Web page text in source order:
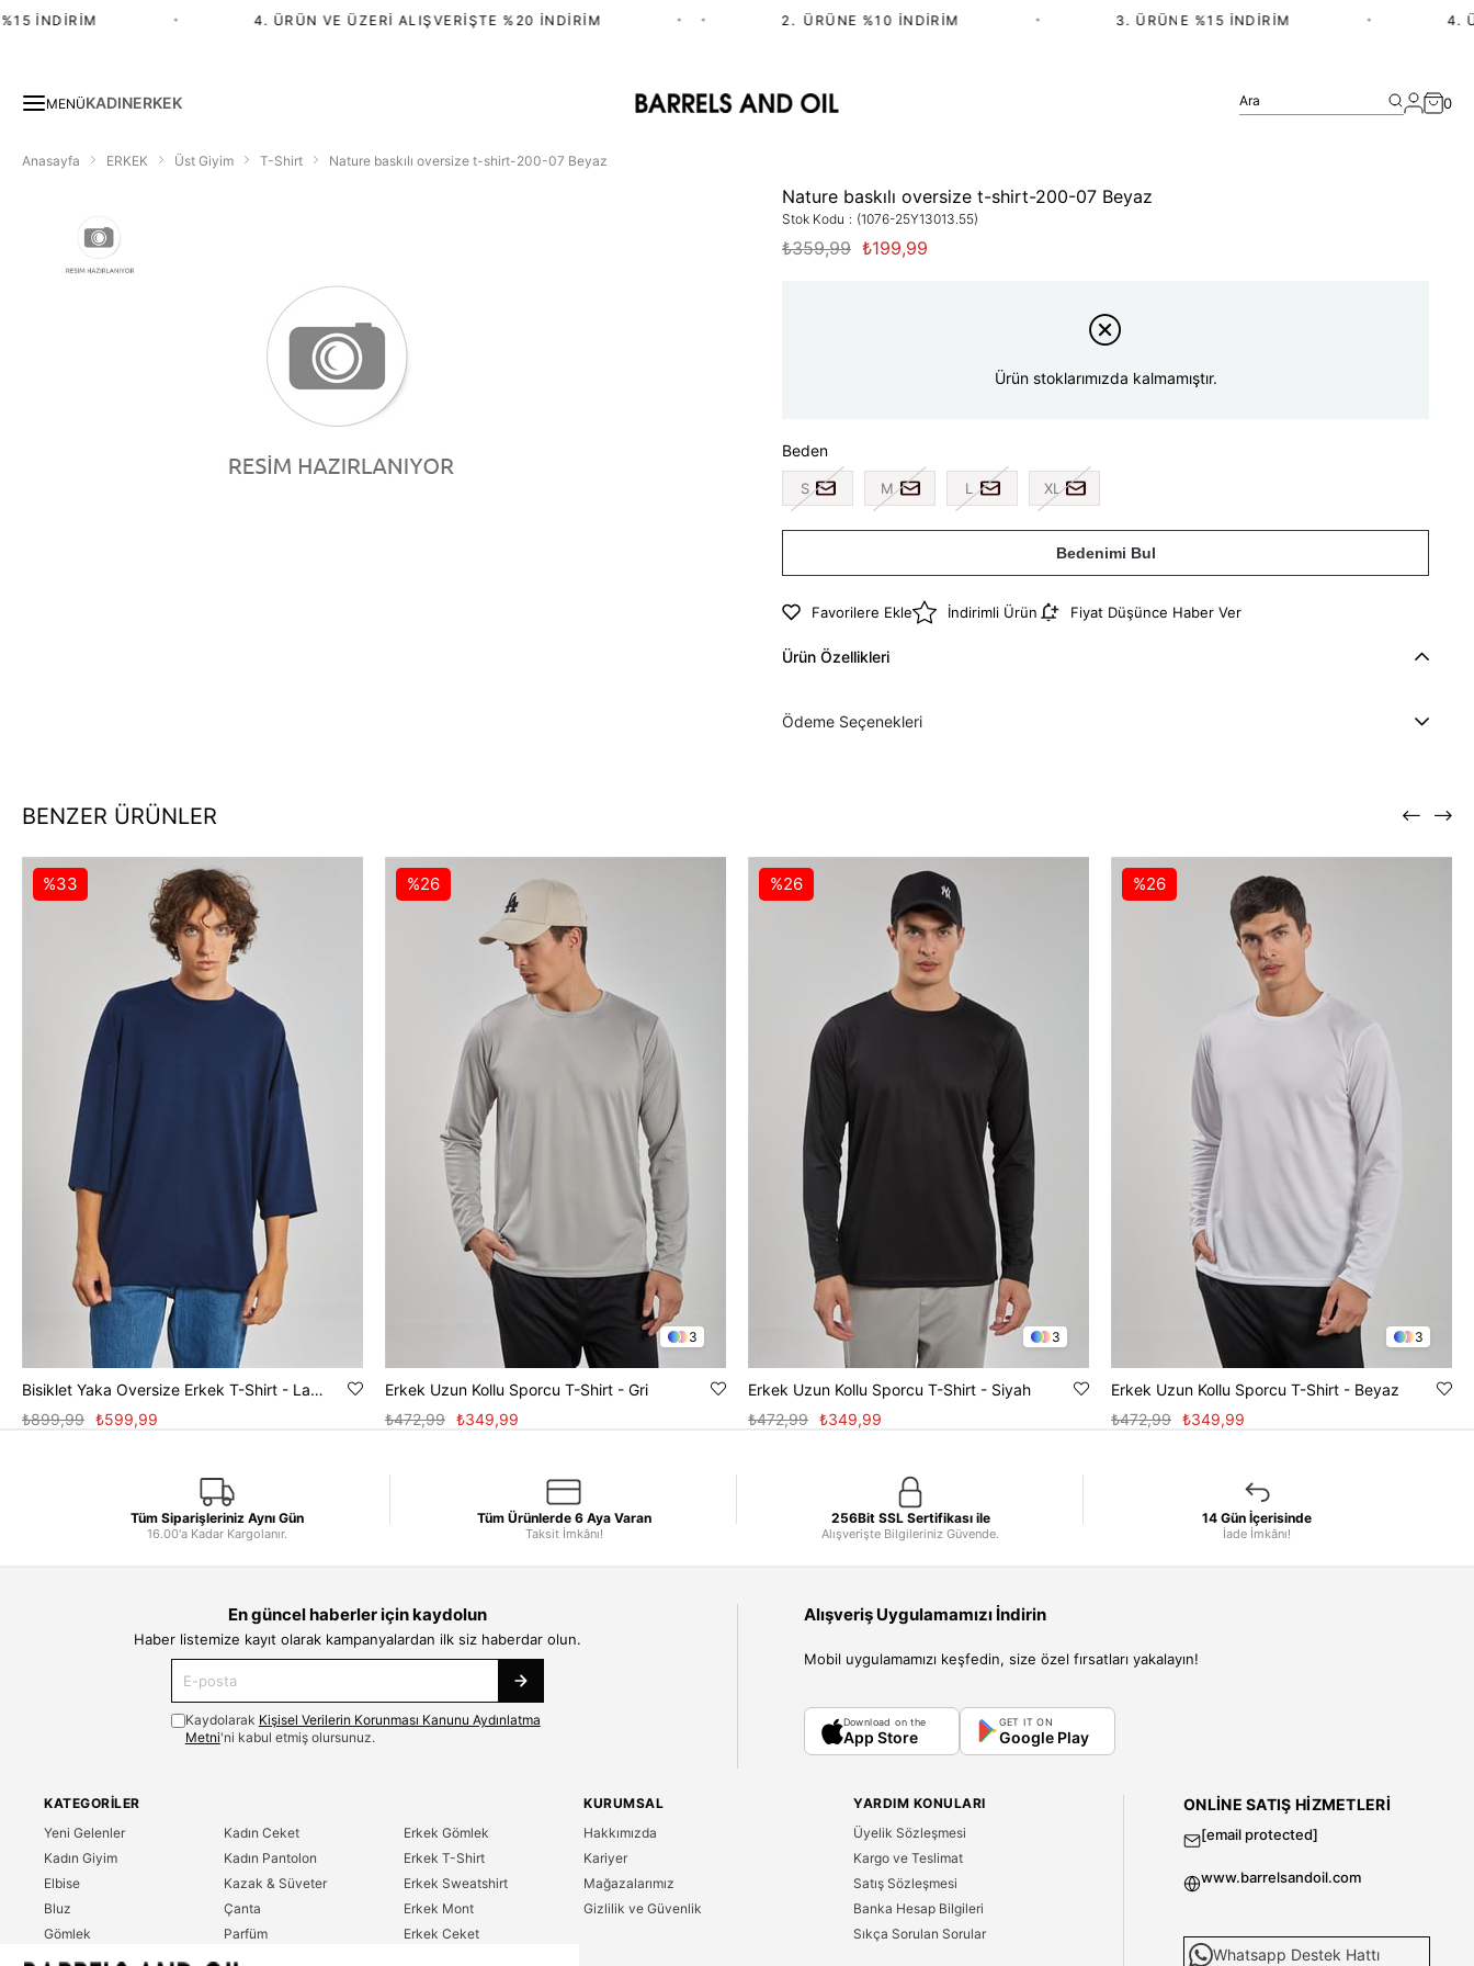
İNDIRIM 4. ÜRÜN VE ÜZERI ALIŞVERIŞTE %20 İNDIRIM 2.⁠ ⁠ÜRÜNE %10 İNDIRIM 3. ÜRÜNE %15 İNDIRIM 4.
MENÜKADINERKEK Ara 0
Anasayfa ERKEK Üst Giyim T-Shirt Nature baskılı oversize t-shirt-200-07 Beyaz
Nature baskılı oversize t-shirt-200-07 Beyaz
Stok Kodu (1076-25Y13013.55)
₺359,99 ₺199,99
Ürün stoklarımızda kalmamıştır.
Beden
S M L XL
Bedenimi Bul
Favorilere Ekle İndirimli Ürün Fiyat Düşünce Haber Ver
Ürün Özellikleri
Ödeme Seçenekleri
BENZER ÜRÜNLER
Bisiklet Yaka Oversize Erkek T-Shirt - Lacivert
₺599,99
₺899,99
%33
3
Erkek Uzun Kollu Sporcu T-Shirt - Gri
₺349,99
₺472,99
%26
3
Erkek Uzun Kollu Sporcu T-Shirt - Siyah
₺349,99
₺472,99
%26
3
Erkek Uzun Kollu Sporcu T-Shirt - Beyaz
₺349,99
₺472,99
%26
Tüm Siparişleriniz Aynı Gün
16.00'a Kadar Kargolanır.
Tüm Ürünlerde 6 Aya Varan
Taksit İmkânı!
256Bit SSL Sertifikası ile
Alışverişte Bilgileriniz Güvende.
14 Gün İçerisinde
İade İmkânı!
En güncel haberler için kaydolun
Haber listemize kayıt olarak kampanyalardan ilk siz haberdar olun.
Kaydolarak Kişisel Verilerin Korunması Kanunu Aydınlatma
Metni'ni kabul etmiş olursunuz.
Alışveriş Uygulamamızı İndirin
Mobil uygulamamızı keşfedin, size özel fırsatları yakalayın!
Download on the
App Store
GET IT ON
Google Play
KATEGORILER
Yeni Gelenler
Kadın Giyim
Elbise
Bluz
Gömlek
T-Shirt
Kadın Ceket
Kadın Pantolon
Kazak & Süveter
Çanta
Parfüm
Erkek Giyim
Erkek Gömlek
Erkek T-Shirt
Erkek Sweatshirt
Erkek Mont
Erkek Ceket
KURUMSAL
Hakkımızda
Kariyer
Mağazalarımız
Gizlilik ve Güvenlik
YARDIM KONULARI
Üyelik Sözleşmesi
Kargo ve Teslimat
Satış Sözleşmesi
Banka Hesap Bilgileri
Sıkça Sorulan Sorular
ONLINE SATIŞ HIZMETLERI
[email protected]
www.barrelsandoil.com
Whatsapp Destek Hattı